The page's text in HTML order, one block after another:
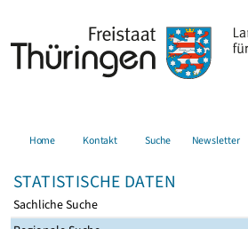
Home Kontakt Suche Newsletter
STATISTISCHE DATEN
Sachliche Suche